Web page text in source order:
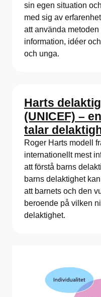
sin egen situation
med sig av
att använda
information, idéer
och unga.
Harts
(UNICEF) –
talar
Roger Harts modell
internationellt mest
att förstå barns
barns delaktighet
att barnets och den
beroende på vilken
delaktighet.